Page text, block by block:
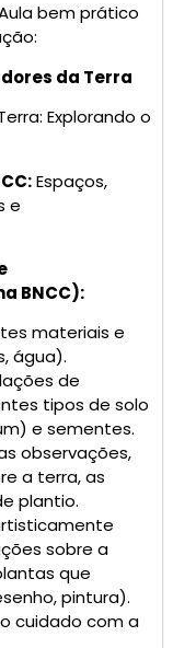
bem prático
da Terra
Explorando o
Espaços,
e
BNCC):
materiais e
água).
de
tipos de solo
e sementes.
observações,
a terra, as
plantio.
sobre a
que
pintura).
cuidado com a